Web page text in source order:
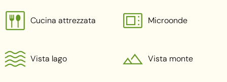
Cucina attrezzata Microonde
Vista lago Vista monte